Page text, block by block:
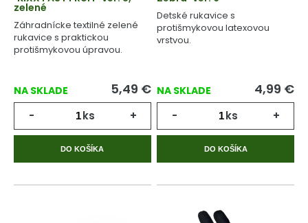
zelené
Záhradnícke textilné zelené
rukavice s praktickou
protišmykovou úpravou.
NA SKLADE 5,49 €
- ks +
DO KOŠÍKA
Detské rukavice s
protišmykovou latexovou
vrstvou.
NA SKLADE 4,99 €
- ks +
DO KOŠÍKA